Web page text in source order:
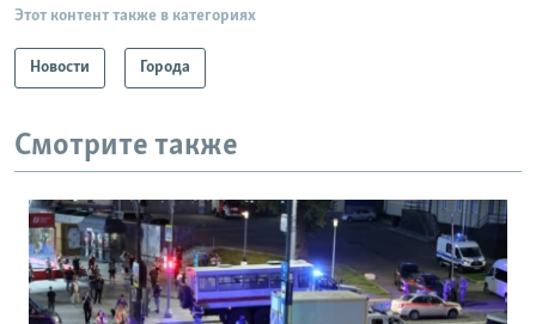
Этот контент также в категориях
Новости Города
Смотрите также